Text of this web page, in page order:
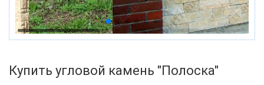
Купить угловой камень "Полоска"